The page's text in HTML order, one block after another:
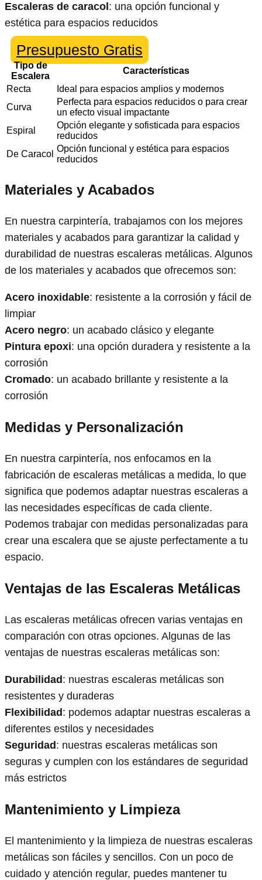
Escaleras de caracol : una opción funcional y
estética para espacios reducidos
Presupuesto Gratis
Tipo de
Escalera
Características
Recta
Ideal para espacios amplios y modernos
Curva
Perfecta para espacios reducidos o para crear
un efecto visual impactante
Espiral
Opción elegante y sofisticada para espacios
reducidos
De Caracol
Opción funcional y estética para espacios
reducidos
Materiales y Acabados
En nuestra carpintería, trabajamos con los mejores
materiales y acabados para garantizar la calidad y
durabilidad de nuestras escaleras metálicas. Algunos
de los materiales y acabados que ofrecemos son:
Acero inoxidable: resistente a la corrosión y fácil de
limpiar
Acero negro: un acabado clásico y elegante
Pintura epoxi: una opción duradera y resistente a la
corrosión
Cromado: un acabado brillante y resistente a la
corrosión
Medidas y Personalización
En nuestra carpintería, nos enfocamos en la
fabricación de escaleras metálicas a medida, lo que
significa que podemos adaptar nuestras escaleras a
las necesidades específicas de cada cliente.
Podemos trabajar con medidas personalizadas para
crear una escalera que se ajuste perfectamente a tu
espacio.
Ventajas de las Escaleras Metálicas
Las escaleras metálicas ofrecen varias ventajas en
comparación con otras opciones. Algunas de las
ventajas de nuestras escaleras metálicas son:
Durabilidad : nuestras escaleras metálicas son
resistentes y duraderas
Flexibilidad : podemos adaptar nuestras escaleras a
diferentes estilos y necesidades
Seguridad : nuestras escaleras metálicas son
seguras y cumplen con los estándares de seguridad
más estrictos
Mantenimiento y Limpieza
El mantenimiento y la limpieza de nuestras escaleras
metálicas son fáciles y sencillos. Con un poco de
cuidado y atención regular, puedes mantener tu